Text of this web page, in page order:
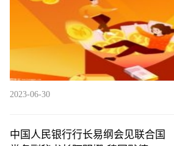
2023-06-30
中国人民银行行长易纲会见联合国